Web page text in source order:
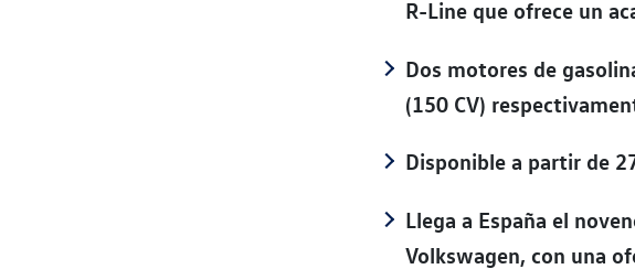
R-Line que ofrece un
Dos motores de
(150 CV)
Disponible a partir de
Llega a España el
Volkswagen, con una